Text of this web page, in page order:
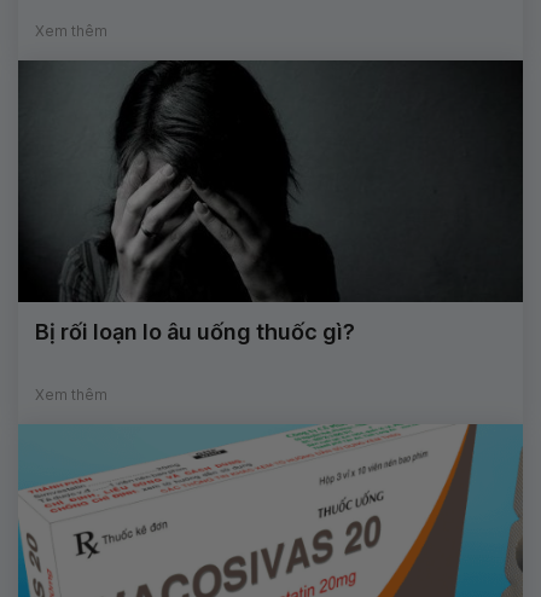
Xem thêm
Bị rối loạn lo âu uống thuốc gì?
Xem thêm